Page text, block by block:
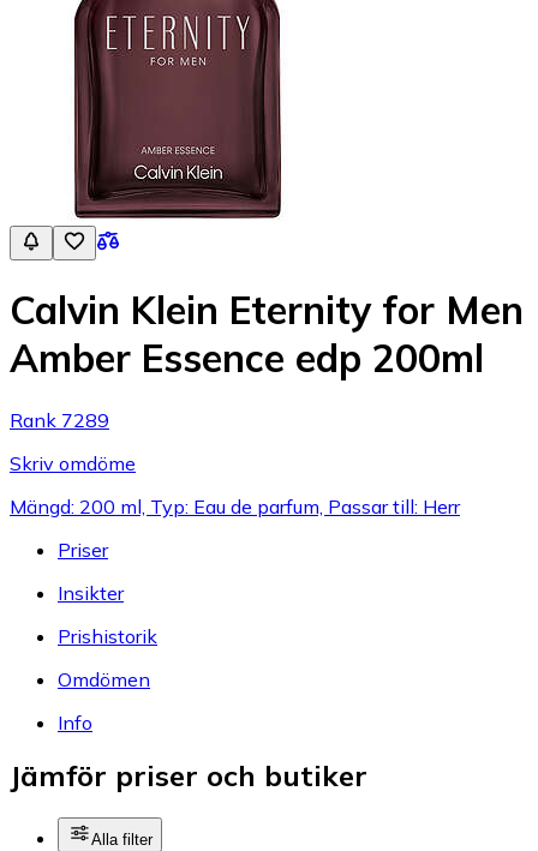
Calvin Klein Eternity for Men
Amber Essence edp 200ml
Rank 7289
Skriv omdöme
Mängd: 200 ml, Typ: Eau de parfum, Passar till: Herr
Priser
Insikter
Prishistorik
Omdömen
Info
Jämför priser och butiker
Alla filter